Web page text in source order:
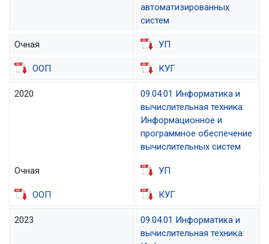
автоматизированных
систем
Очная УП
ООП КУГ
2020
09.04.01 Информатика и
вычислительная техника:
Информационное и
программное обеспечение
вычислительных систем
Очная УП
ООП КУГ
2023
09.04.01 Информатика и
вычислительная техника: